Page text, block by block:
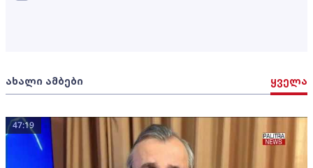
ახალი ამბები ყველა
47:19